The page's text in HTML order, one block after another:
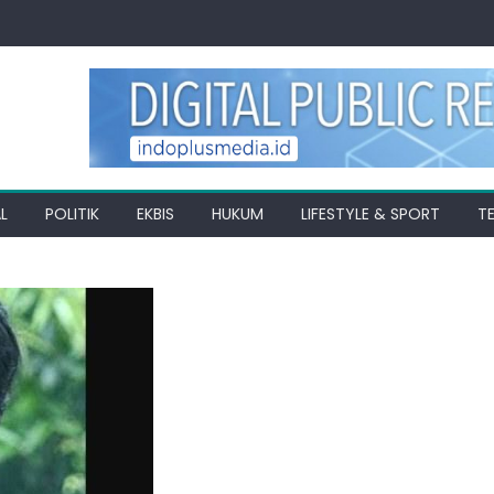
POLITIK EKBIS HUKUM LIFESTYLE & SPORT